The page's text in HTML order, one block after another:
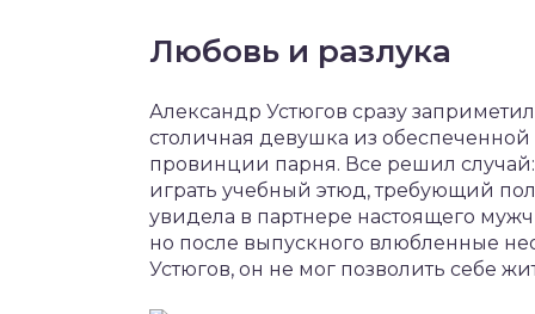
Любовь и разлука
Александр Устюгов сразу
столичная девушка из
провинции парня. Все решил
играть учебный этюд, требующий
увидела в партнере настоящего
но после выпускного влюбленные
Устюгов, он не мог позволить себе